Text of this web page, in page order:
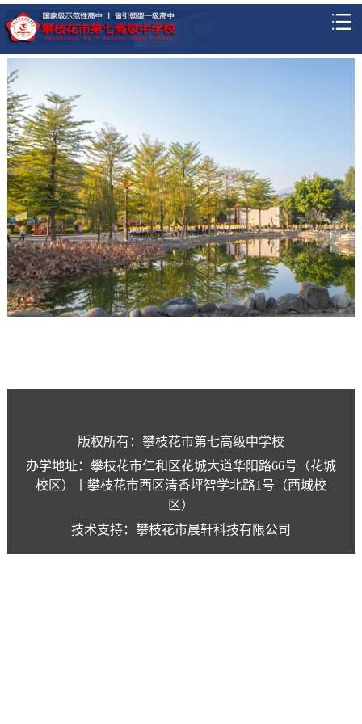
版权所有：攀枝花市第七高级中学校
办学地址：攀枝花市仁和区花城大道华阳路66号（花城
校区）丨攀枝花市西区清香坪智学北路1号（西城校
区）
技术支持：攀枝花市晨轩科技有限公司